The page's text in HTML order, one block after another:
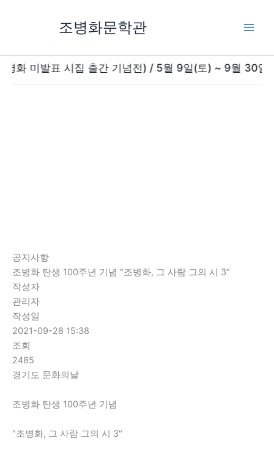
조병화문학관
화 미발표 시집 출간 기념전) / 5월 9일(토) ~ 9월 30일(
공지사항
조병화 탄생 100주년 기념 "조병화, 그 사람 그의 시 3"
작성자
관리자
작성일
2021-09-28 15:38
조회
2485
경기도 문화의날
조병화 탄생 100주년 기념
"조병화, 그 사람 그의 시 3"